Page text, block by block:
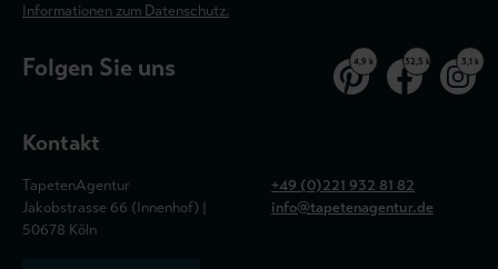
Informationen zum Datenschutz.
Folgen Sie uns 4,9 k 32,5 k 3,1 k
Kontakt
TapetenAgentur
Jakobstrasse 66 (Innenhof) |
50678 Köln
+49 (0)221 932 81 82
info@tapetenagentur.de